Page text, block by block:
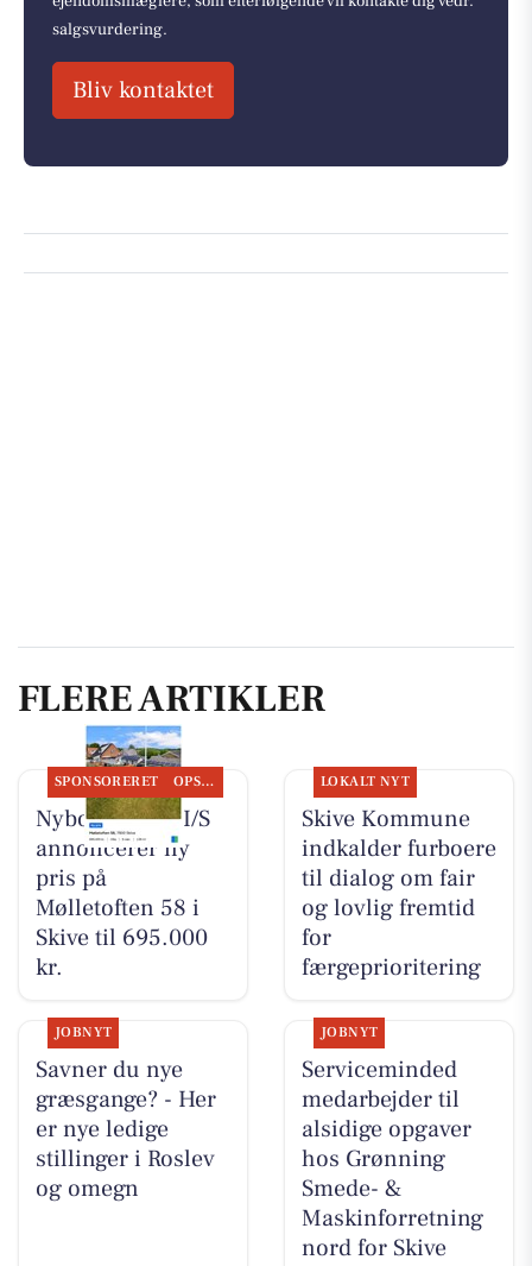
salgsvurdering.
Bliv kontaktet
FLERE ARTIKLER
SPONSORERET OPSLAGSTAVLEN
Nybolig Skive I/S
annoncerer ny
pris på
Mølletoften 58 i
Skive til 695.000
kr.
LOKALT NYT
Skive Kommune
indkalder furboere
til dialog om fair
og lovlig fremtid
for
færgeprioritering
JOBNYT
Savner du nye
græsgange? - Her
er nye ledige
stillinger i Roslev
og omegn
JOBNYT
Serviceminded
medarbejder til
alsidige opgaver
hos Grønning
Smede- &
Maskinforretning
nord for Skive